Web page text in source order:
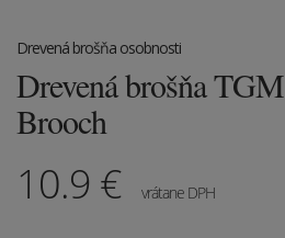
Drevená brošňa osobnosti
Drevená brošňa TGM
Brooch
10.9 € vrátane DPH